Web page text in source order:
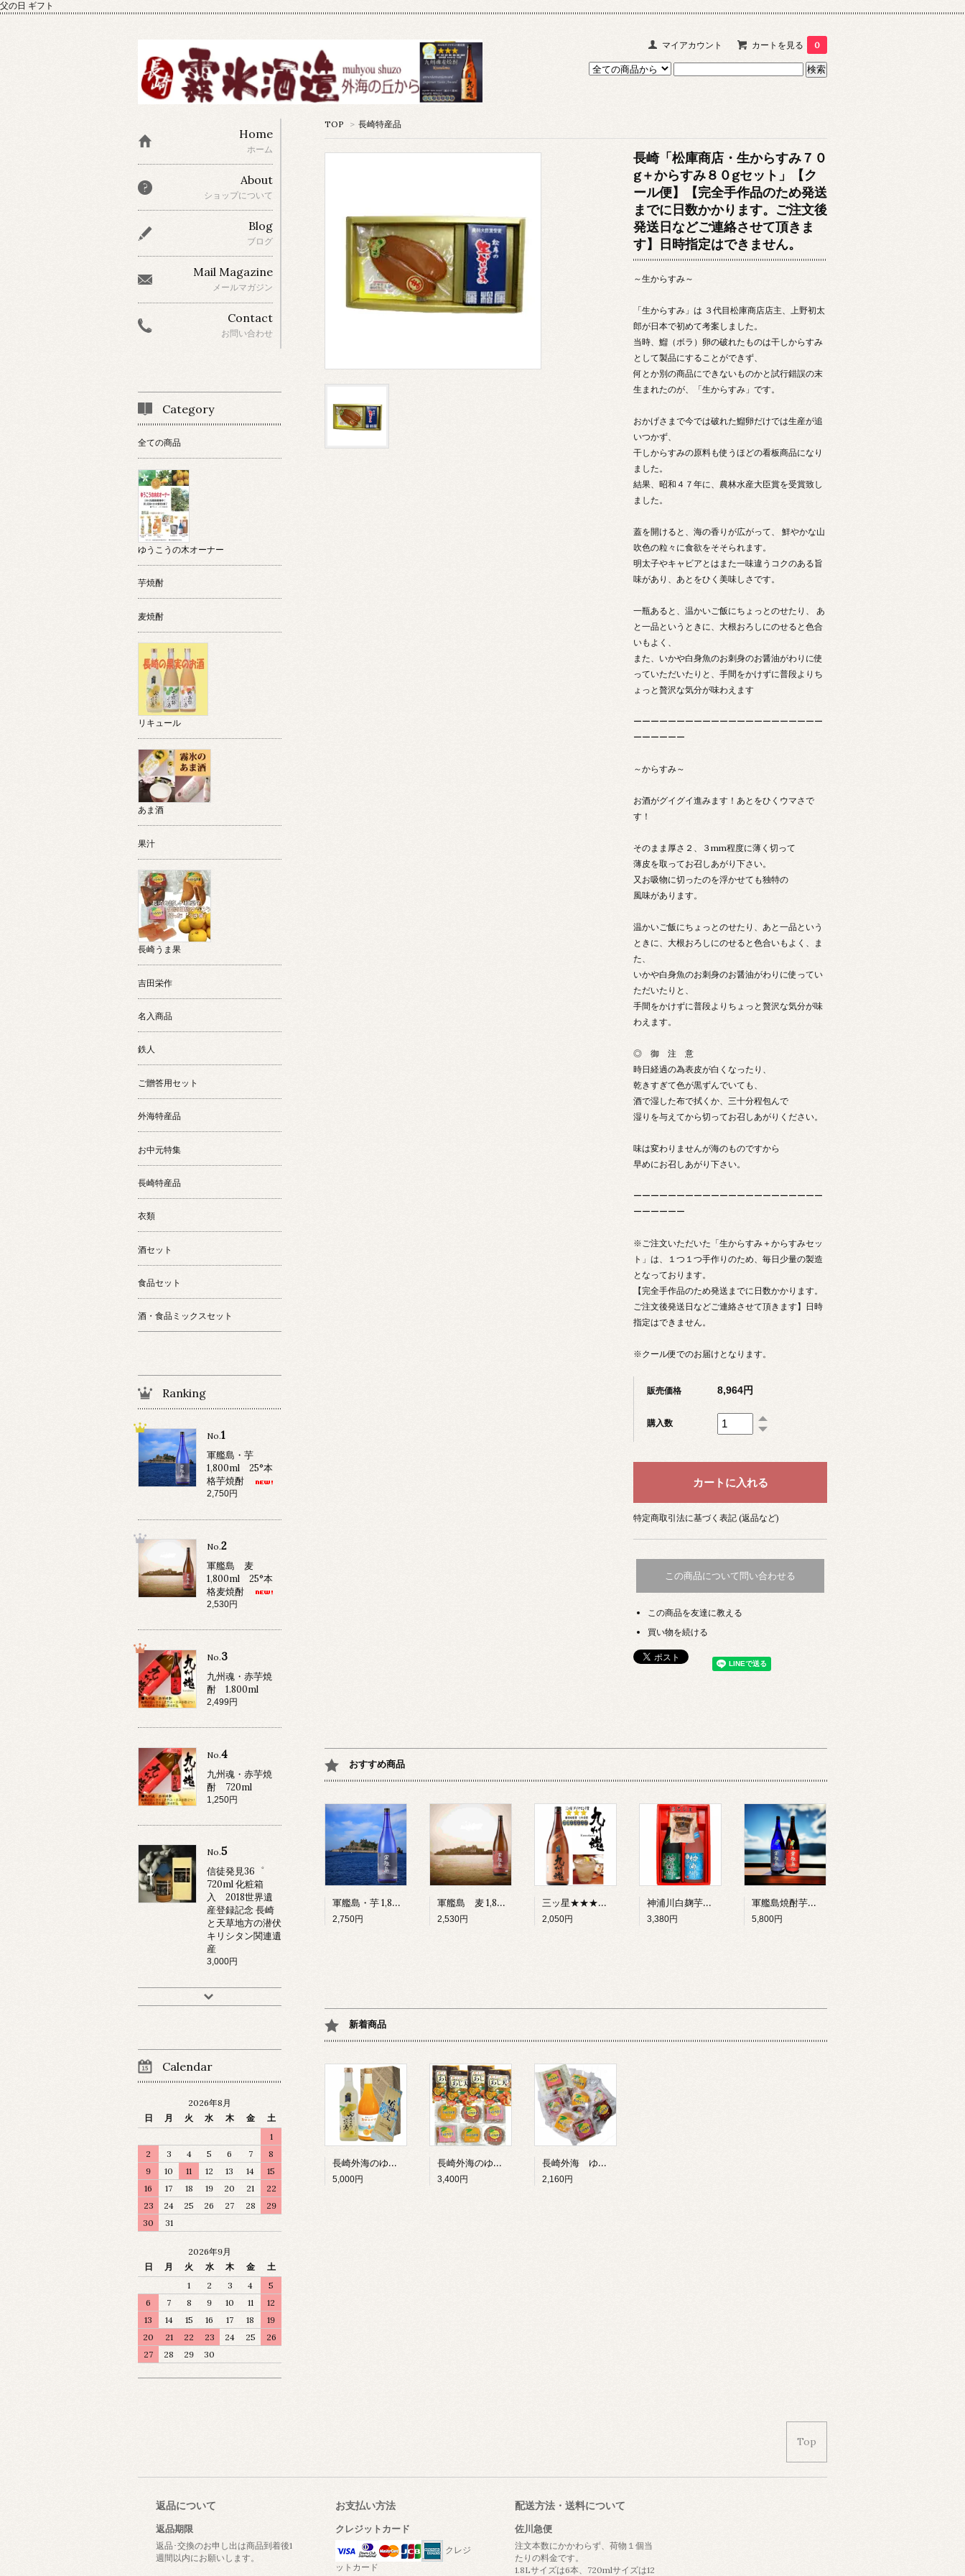
父の日 ギフト
マイアカウント カートを見る 0
TOP > 長崎特産品
長崎「松庫商店・生からすみ７０
g＋からすみ８０gセット」【ク
ール便】【完全手作品のため発送
までに日数かかります。ご注文後
発送日などご連絡させて頂きま
す】日時指定はできません。
～生からすみ～
「生からすみ」は ３代目松庫商店店主、上野初太
郎が日本で初めて考案しました。
当時、鰡（ボラ）卵の破れたものは干しからすみ
として製品にすることができず、
何とか別の商品にできないものかと試行錯誤の末
生まれたのが、「生からすみ」です。
おかげさまで今では破れた鰡卵だけでは生産が追
いつかず、
干しからすみの原料も使うほどの看板商品になり
ました。
結果、昭和４７年に、農林水産大臣賞を受賞致し
ました。
蓋を開けると、海の香りが広がって、 鮮やかな山
吹色の粒々に食欲をそそられます。
明太子やキャビアとはまた一味違うコクのある旨
味があり、あとをひく美味しさです。
一瓶あると、温かいご飯にちょっとのせたり、 あ
と一品というときに、大根おろしにのせると色合
いもよく、
また、いかや白身魚のお刺身のお醤油がわりに使
っていただいたりと、手間をかけずに普段よりち
ょっと贅沢な気分が味わえます
ーーーーーーーーーーーーーーーーーーーーーー
ーーーーーー
～からすみ～
お酒がグイグイ進みます！あとをひくウマさで
す！
そのまま厚さ２、３mm程度に薄く切って
薄皮を取ってお召しあがり下さい。
又お吸物に切ったのを浮かせても独特の
風味があります。
温かいご飯にちょっとのせたり、あと一品という
ときに、大根おろしにのせると色合いもよく、ま
た、
いかや白身魚のお刺身のお醤油がわりに使ってい
ただいたりと、
手間をかけずに普段よりちょっと贅沢な気分が味
わえます。
◎ 御 注 意
時日経過の為表皮が白くなったり、
乾きすぎて色が黒ずんでいても、
酒で湿した布で拭くか、三十分程包んで
湿りを与えてから切ってお召しあがりください。
味は変わりませんが海のものですから
早めにお召しあがり下さい。
ーーーーーーーーーーーーーーーーーーーーーー
ーーーーーー
※ご注文いただいた「生からすみ＋からすみセッ
ト」は、１つ１つ手作りのため、毎日少量の製造
となっております。
【完全手作品のため発送までに日数かかります。
ご注文後発送日などご連絡させて頂きます】日時
指定はできません。
※クール便でのお届けとなります。
販売価格 8,964円
購入数
特定商取引法に基づく表記 (返品など)
この商品について問い合わせる
この商品を友達に教える
買い物を続ける
おすすめ商品
軍艦島・芋 1,800ml 25°本格芋焼酎
2,750円
軍艦島 麦 1,800ml 25°本格麦焼酎
2,530円
三ッ星★★★ 九州魂・麦焼酎 1.800ml 国際味覚審査機構ITI ダイヤモンド味覚賞
2,050円
神浦川白麹芋焼酎・神浦川黒麹芋焼酎720ml飲み比べ 長崎角煮付セット
3,380円
軍艦島焼酎芋麦1800mlセットＧ－2
5,800円
新着商品
長崎外海のゆうこう詰合 プレミアムセットゆうこうのお酒500ML・原口みかん100%ジュース720ML/各1本・ドロさまそうめん6束入1個
5,000円
長崎外海のゆうこう詰合 Bセット ネコポス便/ゆうこうの和菓子6個・ゆうこうあじ天/4個セット
3,400円
長崎外海 ゆうこう詰合 Aセット ネコポス便 ゆうこうの和菓子10個/羊羹4個 チョコ饅3個 焼き饅3個
2,160円
Home
ホーム
About
ショップについて
Blog
ブログ
Mail Magazine
メールマガジン
Contact
お問い合わせ
Category
全ての商品
ゆうこうの木オーナー
芋焼酎
麦焼酎
リキュール
あま酒
果汁
長崎うま果
吉田栄作
名入商品
鉄人
ご贈答用セット
外海特産品
お中元特集
長崎特産品
衣類
酒セット
食品セット
酒・食品ミックスセット
Ranking
No.1
軍艦島・芋
1,800ml 25°本
格芋焼酎
2,750円
No.2
軍艦島 麦
1,800ml 25°本
格麦焼酎
2,530円
No.3
九州魂・赤芋焼
酎 1.800ml
2,499円
No.4
九州魂・赤芋焼
酎 720ml
1,250円
No.5
信徒発見36゜
720ml 化粧箱
入 2018世界遺
産登録記念 長崎
と天草地方の潜伏
キリシタン関連遺
産
3,000円
Calendar
2026年8月
日
月 火 水 木 金
土
1
2
3 4 5 6 7
8
9
10 11 12 13 14
15
16
17 18 19 20 21
22
23
24 25 26 27 28
29
30
31
2026年9月
日
月 火 水 木 金
土
1
2 3 4
5
6
7 8 9 10 11
12
13
14 15 16 17 18
19
20
21 22 23 24 25
26
27
28 29 30
Top
返品について
返品期限
返品･交換のお申し出は商品到着後1
週間以内にお願いします。
お支払い方法
クレジットカード
クレジ
ットカード
配送方法・送料について
佐川急便
注文本数にかかわらず、荷物１個当
たりの料金です。
1.8Lサイズは6本、720mlサイズは12